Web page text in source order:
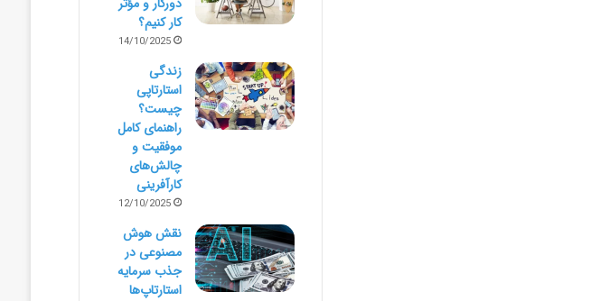
کار کنیم؟
14/10/2025
زندگی
استارتاپی
چیست؟
راهنمای کامل
موفقیت و
چالش‌های
کارآفرینی
12/10/2025
نقش هوش
مصنوعی در
جذب سرمایه
استارتاپ‌ها